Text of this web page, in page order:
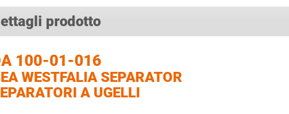
prodotto
100-01-016
WESTFALIA SEPARATOR
A UGELLI